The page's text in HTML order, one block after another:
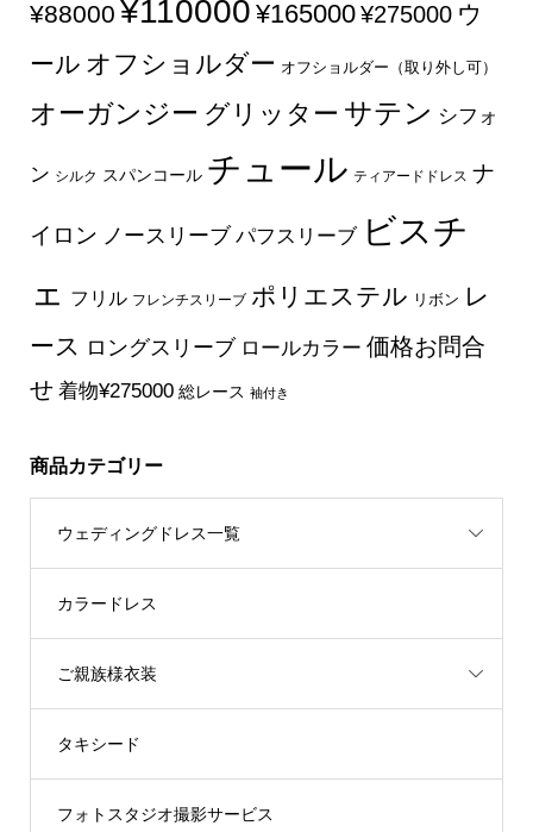
¥88000 ¥110000 ¥165000¥275000 ウ
ール オフショルダー オフショルダー（取り外し可）
オーガンジー グリッター サテン シフォ
ン シルク スパンコール チュール ティアードドレス ナ
イロン ノースリーブ パフスリーブ ビスチ
ェ フリル フレンチスリーブ ポリエステル リボン レ
ース ロングスリーブ ロールカラー 価格お問合
せ 着物¥275000 総レース 袖付き
商品カテゴリー
ウェディングドレス一覧
カラードレス
ご親族様衣装
タキシード
フォトスタジオ撮影サービス